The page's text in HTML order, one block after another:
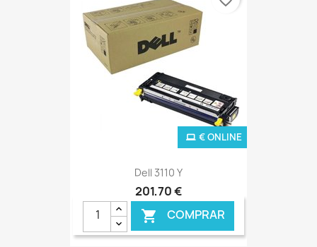
Dell 3110 Y
201,70 €
 COMPRAR
€ ONLINE